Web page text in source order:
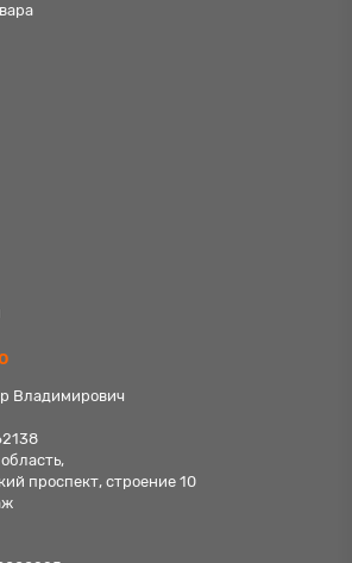
Владимирович
проспект, строение 10